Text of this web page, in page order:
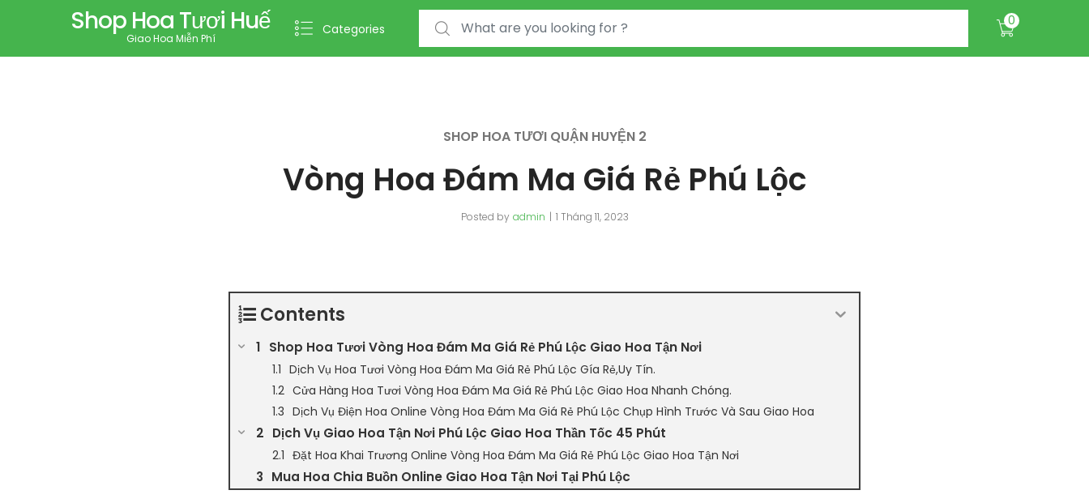
Shop Hoa Tươi Huế
Giao Hoa Miễn Phí
Categories
Search for: 0
SHOP HOA TƯƠI QUẬN HUYỆN 2
Vòng Hoa Đám Ma Giá Rẻ Phú Lộc
Posted by admin 1 Tháng 11, 2023
Contents
Shop Hoa Tươi Vòng Hoa Đám Ma Giá Rẻ Phú Lộc Giao Hoa Tận Nơi
Dịch Vụ Hoa Tươi Vòng Hoa Đám Ma Giá Rẻ Phú Lộc Gía Rẻ,Uy Tín.
Cửa Hàng Hoa Tươi Vòng Hoa Đám Ma Giá Rẻ Phú Lộc Giao Hoa Nhanh Chóng.
Dịch Vụ Điện Hoa Online Vòng Hoa Đám Ma Giá Rẻ Phú Lộc Chụp Hình Trước Và Sau Giao Hoa
Dịch Vụ Giao Hoa Tận Nơi Phú Lộc Giao Hoa Thần Tốc 45 Phút
Đặt Hoa Khai Trương Online Vòng Hoa Đám Ma Giá Rẻ Phú Lộc Giao Hoa Tận Nơi
Mua Hoa Chia Buồn Online Giao Hoa Tận Nơi Tại Phú Lộc